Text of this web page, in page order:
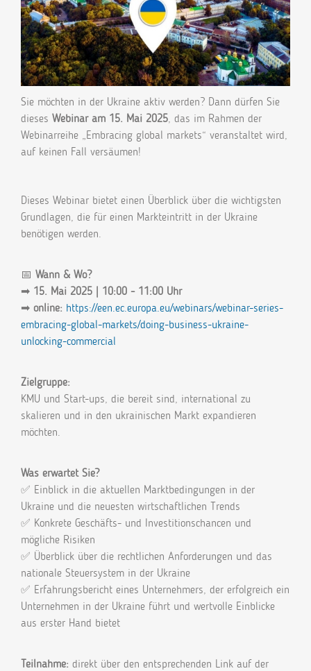
Sie möchten in der Ukraine aktiv werden? Dann dürfen Sie
dieses Webinar am 15. Mai 2025 , das im Rahmen der
Webinarreihe „Embracing global markets“ veranstaltet wird,
auf keinen Fall versäumen!
Dieses Webinar bietet einen Überblick über die wichtigsten
Grundlagen, die für einen Markteintritt in der Ukraine
benötigen werden.
📅 Wann & Wo?
➡ 15. Mai 2025 | 10:00 - 11:00 Uhr
➡ online: https://een.ec.europa.eu/webinars/webinar-series-
embracing-global-markets/doing-business-ukraine-
unlocking-commercial
Zielgruppe:
KMU und Start-ups, die bereit sind, international zu
skalieren und in den ukrainischen Markt expandieren
möchten.
Was erwartet Sie?
✅ Einblick in die aktuellen Marktbedingungen in der
Ukraine und die neuesten wirtschaftlichen Trends
✅ Konkrete Geschäfts- und Investitionschancen und
mögliche Risiken
✅ Überblick über die rechtlichen Anforderungen und das
nationale Steuersystem in der Ukraine
✅ Erfahrungsbericht eines Unternehmers, der erfolgreich ein
Unternehmen in der Ukraine führt und wertvolle Einblicke
aus erster Hand bietet
Teilnahme: direkt über den entsprechenden Link auf der